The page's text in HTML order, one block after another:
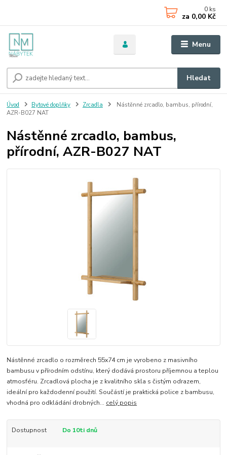
Menu
Hledat
0 ks
za 0,00 Kč
Úvod Bytové doplňky Zrcadla
Nástěnné zrcadlo, bambus, přírodní,
AZR-B027 NAT
Nástěnné zrcadlo, bambus,
přírodní, AZR-B027 NAT
Nástěnné zrcadlo o rozměrech 55x74 cm je vyrobeno z masivního
bambusu v přírodním odstínu, který dodává prostoru příjemnou a teplou
atmosféru. Zrcadlová plocha je z kvalitního skla s čistým odrazem,
ideální pro každodenní použití. Součástí je praktická police z bambusu,
vhodná pro odkládání drobných... celý popis
Dostupnost Do 10ti dnů